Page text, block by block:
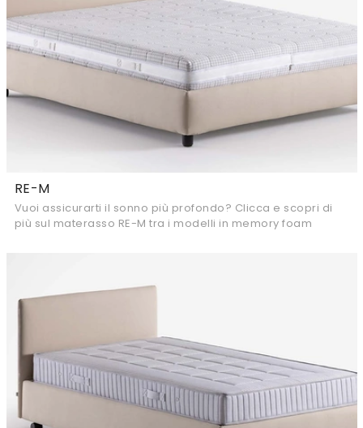
RE-M
Vuoi assicurarti il sonno più profondo? Clicca e scopri di
più sul materasso RE-M tra i modelli in memory foam